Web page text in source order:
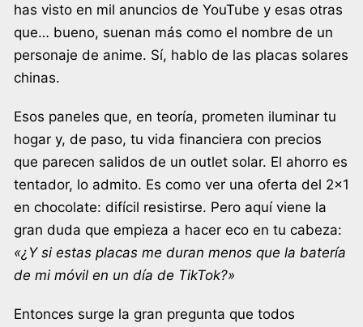
has visto en mil anuncios de YouTube y esas otras
que… bueno, suenan más como el nombre de un
personaje de anime. Sí, hablo de las placas solares
chinas.
Esos paneles que, en teoría, prometen iluminar tu
hogar y, de paso, tu vida financiera con precios
que parecen salidos de un outlet solar. El ahorro es
tentador, lo admito. Es como ver una oferta del 2×1
en chocolate: difícil resistirse. Pero aquí viene la
gran duda que empieza a hacer eco en tu cabeza:
«¿Y si estas placas me duran menos que la batería
de mi móvil en un día de TikTok?»
Entonces surge la gran pregunta que todos